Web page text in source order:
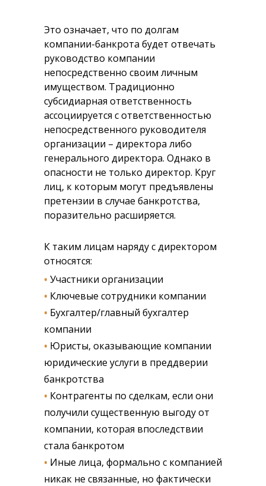
Это означает, что по долгам
компании-банкрота будет отвечать
руководство компании
непосредственно своим личным
имуществом. Традиционно
субсидиарная ответственность
ассоциируется с ответственностью
непосредственного руководителя
организации – директора либо
генерального директора. Однако в
опасности не только директор. Круг
лиц, к которым могут предъявлены
претензии в случае банкротства,
поразительно расширяется.
• Участники организации
• Ключевые сотрудники компании
• Бухгалтер/главный бухгалтер
компании
• Юристы, оказывающие компании
юридические услуги в преддверии
банкротства
• Контрагенты по сделкам, если они
получили существенную выгоду от
компании, которая впоследствии
стала банкротом
• Иные лица, формально с компанией
никак не связанные, но фактически
К таким лицам наряду с директором
относятся: